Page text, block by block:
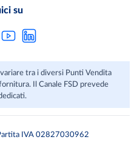
su
tra i diversi Punti Vendita
Il Canale FSD prevede
IVA 02827030962